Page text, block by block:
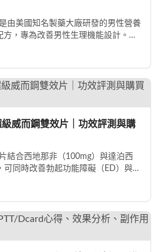
由美國知名製藥大廠研發的男性營養
，專為改善男性生理機能設計。根
威而鋼雙效片｜功效評測與購
結合西地那非（100mg）與達泊西
可同時改善勃起功能障礙（ED）與早